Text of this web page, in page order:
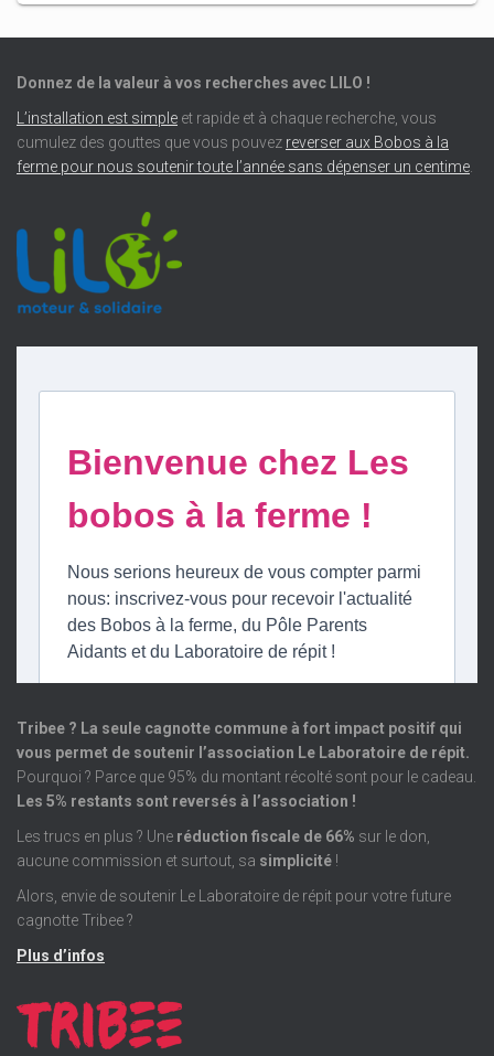
Donnez de la valeur à vos recherches avec LILO !
L’installation est simple et rapide et à chaque recherche, vous
cumulez des gouttes que vous pouvez reverser aux Bobos à la
ferme pour nous soutenir toute l’année sans dépenser un centime
Tribee ? La seule cagnotte commune à fort impact positif qui
vous permet de soutenir l’association Le Laboratoire de répit.
Pourquoi ? Parce que 95% du montant récolté sont pour le cadeau.
Les 5% restants sont reversés à l’association !
Les trucs en plus ? Une réduction fiscale de 66% sur le don,
aucune commission et surtout, sa simplicité !
Alors, envie de soutenir Le Laboratoire de répit pour votre future
cagnotte Tribee ?
Plus d’infos